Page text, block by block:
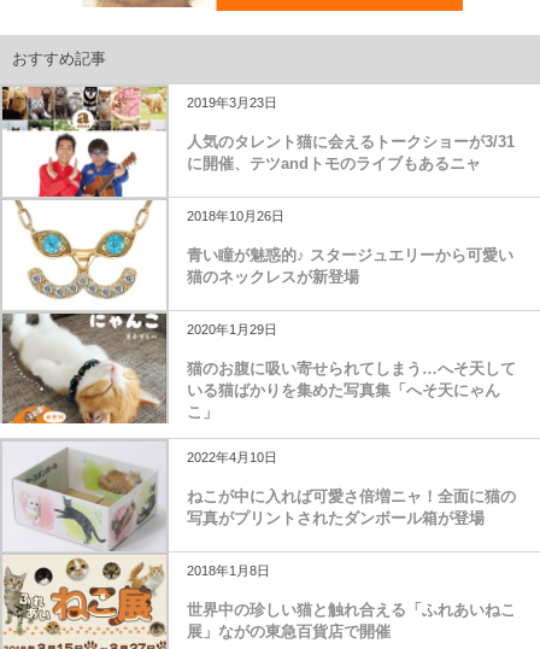
おすすめ記事
2019年3月23日
人気のタレント猫に会えるトークショーが3/31
に開催、テツandトモのライブもあるニャ
2018年10月26日
青い瞳が魅惑的♪ スタージュエリーから可愛い
猫のネックレスが新登場
2020年1月29日
猫のお腹に吸い寄せられてしまう…へそ天して
いる猫ばかりを集めた写真集「へそ天にゃん
こ」
2022年4月10日
ねこが中に入れば可愛さ倍増ニャ！全面に猫の
写真がプリントされたダンボール箱が登場
2018年1月8日
世界中の珍しい猫と触れ合える「ふれあいねこ
展」ながの東急百貨店で開催